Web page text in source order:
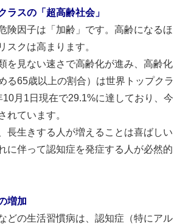
ラスの「超高齢社会」
険因子は「加齢」です。高齢になるほ
スクは高まります。
を見ない速さで高齢化が進み、高齢化
る65歳以上の割合）は世界トップクラ
10月1日現在で29.1%に達しており、今
れています。
長生きする人が増えることは喜ばしい
に伴って認知症を発症する人が必然的
増加
どの生活習慣病は、認知症（特にアル